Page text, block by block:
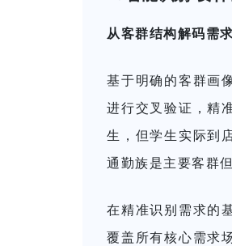
从客群结构解码需
基于明确的客群画
进行交叉验证，精
生，但学生实际到
通勤族是主要客群
在精准识别需求的
覆盖所有核心需求